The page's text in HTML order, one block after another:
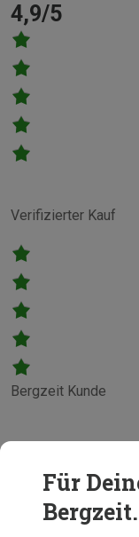
4,9/5
Bergzeit Kunde
Verifizierter Kauf
Für